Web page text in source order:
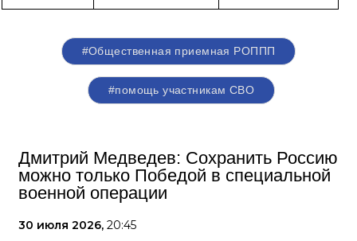
#Общественная приемная РОППП
#помощь участникам СВО
Дмитрий Медведев: Сохранить Россию
можно только Победой в специальной
военной операции
30 июля 2026, 20:45